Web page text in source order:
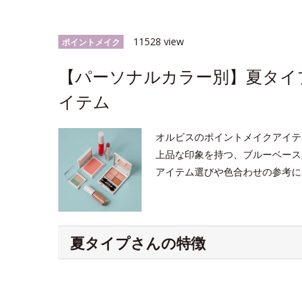
ポイントメイク 11528 view
【パーソナルカラー別】夏タ
イテム
オルビスのポイントメイクアイ
上品な印象を持つ、ブルーベー
アイテム選びや色合わせの参考
夏タイプさんの特徴